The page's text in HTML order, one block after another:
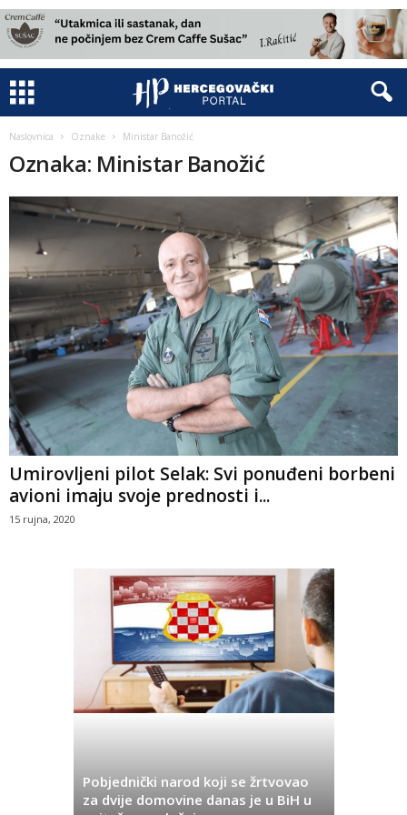
Naslovnica Oznake Ministar Banožić
Oznaka: Ministar Banožić
Umirovljeni pilot Selak: Svi ponuđeni borbeni
avioni imaju svoje prednosti i...
15 rujna, 2020
Pobjednički narod koji se žrtvovao
za dvije domovine danas je u BiH u